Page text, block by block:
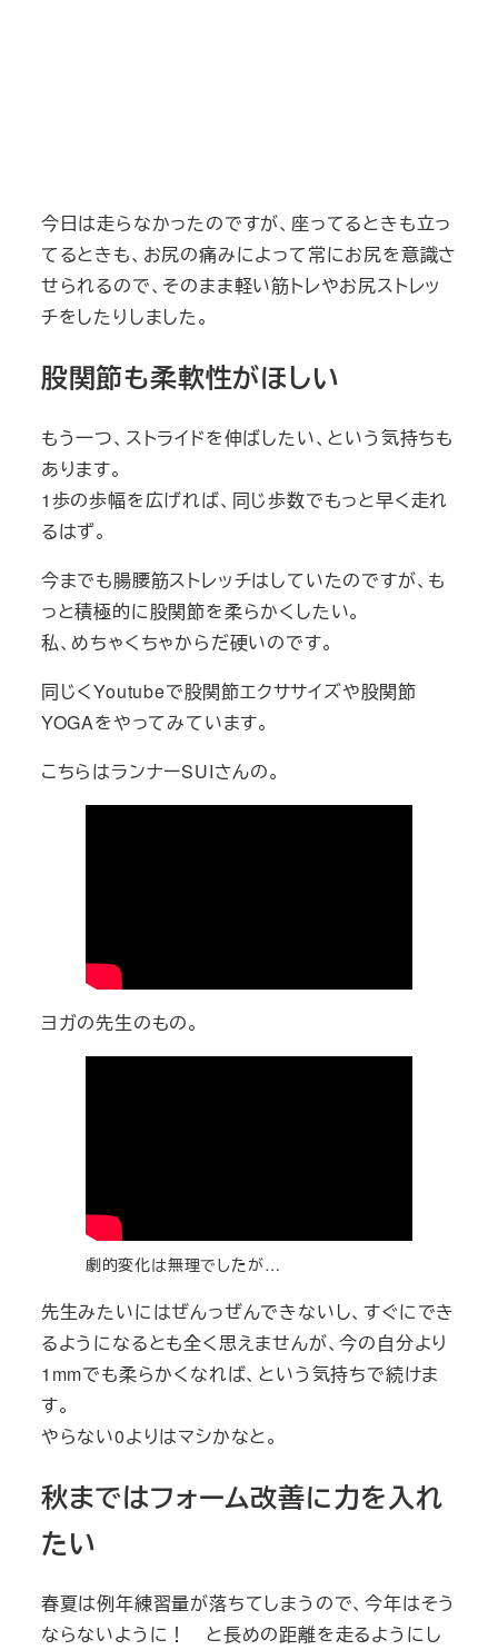
今日は走らなかったのですが、座ってるときも立っ
てるときも、お尻の痛みによって常にお尻を意識さ
せられるので、そのまま軽い筋トレやお尻ストレッ
チをしたりしました。
股関節も柔軟性がほしい
もう一つ、ストライドを伸ばしたい、という気持ちも
あります。
1歩の歩幅を広げれば、同じ歩数でもっと早く走れ
るはず。
今までも腸腰筋ストレッチはしていたのですが、も
っと積極的に股関節を柔らかくしたい。
私、めちゃくちゃからだ硬いのです。
同じくYoutubeで股関節エクササイズや股関節
YOGAをやってみています。
こちらはランナーSUIさんの。
ヨガの先生のもの。
劇的変化は無理でしたが…
先生みたいにはぜんっぜんできないし、すぐにでき
るようになるとも全く思えませんが、今の自分より
1mmでも柔らかくなれば、という気持ちで続けま
す。
やらない0よりはマシかなと。
秋まではフォーム改善に力を入れ
たい
春夏は例年練習量が落ちてしまうので、今年はそう
ならないように！ と長めの距離を走るようにし